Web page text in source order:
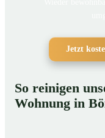
Jetzt
So reinigen
Wohnung in